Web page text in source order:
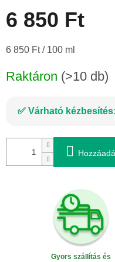
6 850 Ft
Egységár:
6 850 Ft / 100 ml
Raktáron (>10 db)
Várható kézbesítés:
Gyors szállítás és